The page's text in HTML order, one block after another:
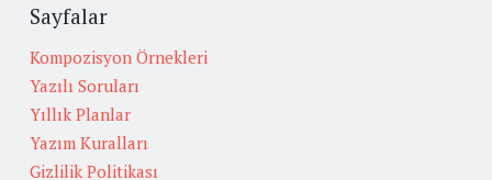
Sayfalar
Kompozisyon Örnekleri
Yazılı Soruları
Yıllık Planlar
Yazım Kuralları
Gizlilik Politikası